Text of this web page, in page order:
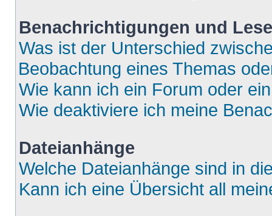
Benachrichtigungen und
Was ist der Unterschied
Beobachtung eines Themas
Wie kann ich ein Forum oder
Wie deaktiviere ich meine
Dateianhänge
Welche Dateianhänge sind in
Kann ich eine Übersicht all